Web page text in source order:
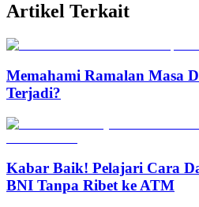
Artikel Terkait
Memahami Ramalan Masa
Terjadi?
Kabar Baik! Pelajari Cara
BNI Tanpa Ribet ke ATM